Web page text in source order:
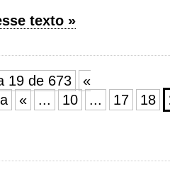
texto »
19 de 673
«
« ... 10 ... 17 18